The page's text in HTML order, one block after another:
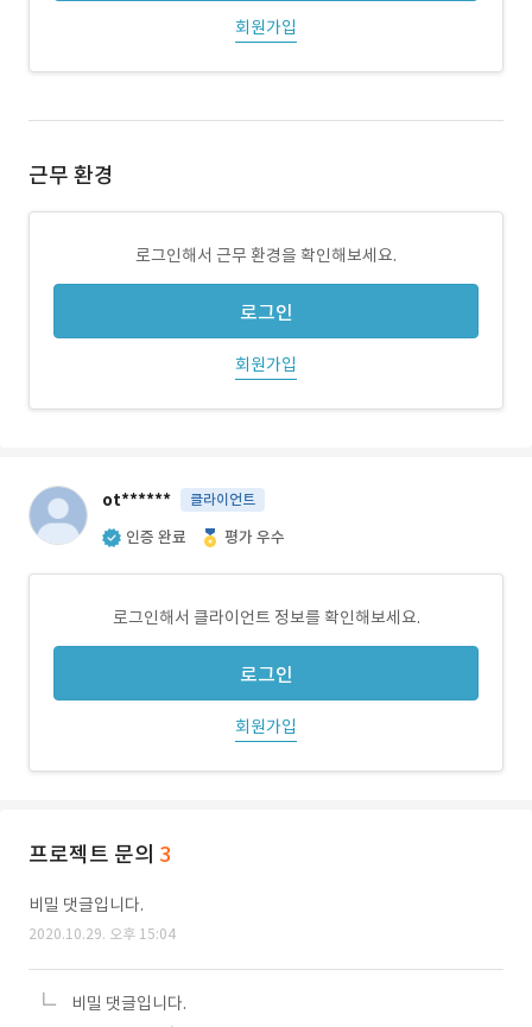
회원가입
근무 환경
로그인해서 근무 환경을 확인해보세요.
로그인
회원가입
ot****** 클라이언트
인증 완료 평가 우수
로그인해서 클라이언트 정보를 확인해보세요.
로그인
회원가입
프로젝트 문의 3
비밀 댓글입니다.
2020.10.29. 오후 15:04
비밀 댓글입니다.